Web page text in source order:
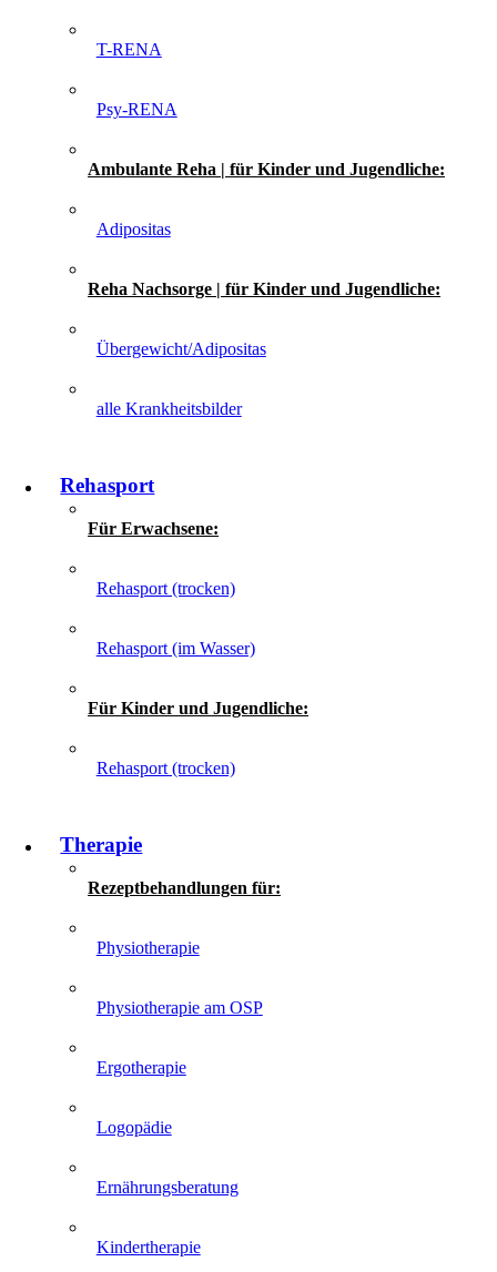
T-RENA
Psy-RENA
Ambulante Reha | für Kinder und Jugendliche:
Adipositas
Reha Nachsorge | für Kinder und Jugendliche:
Übergewicht/Adipositas
alle Krankheitsbilder
Rehasport
Für Erwachsene:
Rehasport (trocken)
Rehasport (im Wasser)
Für Kinder und Jugendliche:
Rehasport (trocken)
Therapie
Rezeptbehandlungen für:
Physiotherapie
Physiotherapie am OSP
Ergotherapie
Logopädie
Ernährungsberatung
Kindertherapie